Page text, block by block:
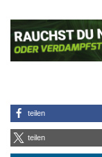
teilen
teilen